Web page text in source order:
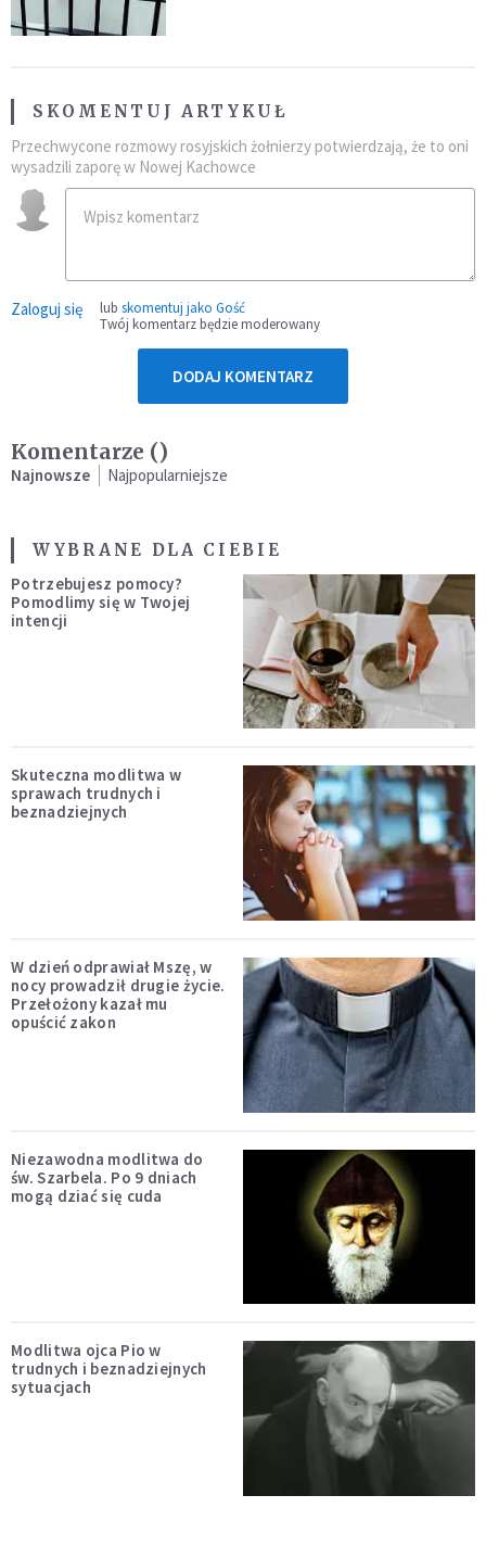
SKOMENTUJ ARTYKUŁ
Przechwycone rozmowy rosyjskich żołnierzy potwierdzają, że to oni
wysadzili zaporę w Nowej Kachowce
Zaloguj się lub skomentuj jako Gość
Twój komentarz będzie moderowany
DODAJ KOMENTARZ
Komentarze ()
Najnowsze Najpopularniejsze
WYBRANE DLA CIEBIE
Potrzebujesz pomocy?
Pomodlimy się w Twojej
intencji
Skuteczna modlitwa w
sprawach trudnych i
beznadziejnych
W dzień odprawiał Mszę, w
nocy prowadził drugie życie.
Przełożony kazał mu
opuścić zakon
Niezawodna modlitwa do
św. Szarbela. Po 9 dniach
mogą dziać się cuda
Modlitwa ojca Pio w
trudnych i beznadziejnych
sytuacjach